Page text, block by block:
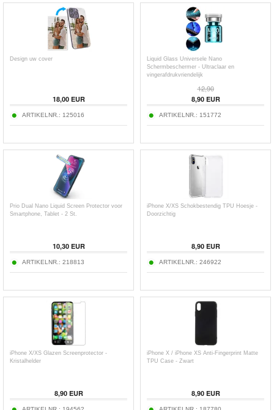
Design uw cover
18,00EUR
ARTIKELNR.: 125016
Liquid Glass Universele Nano
Schermbeschermer - Ultraclaar en
vingerafdrukvriendelijk
12,90
8,90EUR
ARTIKELNR.: 151772
Prio Dual Nano Liquid Screen Protector voor
Smartphone, Tablet - 2 St.
10,30EUR
ARTIKELNR.: 218813
iPhone X/XS Schokbestendig TPU Hoesje -
Doorzichtig
8,90EUR
ARTIKELNR.: 246922
iPhone X/XS Glazen Screenprotector -
Kristalhelder
8,90EUR
iPhone X / iPhone XS Anti-Fingerprint Matte
TPU Case - Zwart
8,90EUR